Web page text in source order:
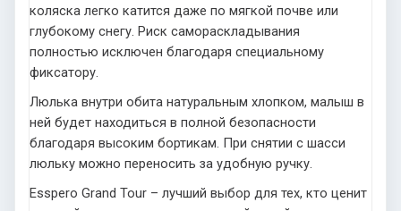
коляска легко катится даже по мягкой почве или
глубокому снегу. Риск самораскладывания
полностью исключен благодаря специальному
фиксатору.
Люлька внутри обита натуральным хлопком, малыш в
ней будет находиться в полной безопасности
благодаря высоким бортикам. При снятии с шасси
люльку можно переносить за удобную ручку.
Esspero Grand Tour – лучший выбор для тех, кто ценит